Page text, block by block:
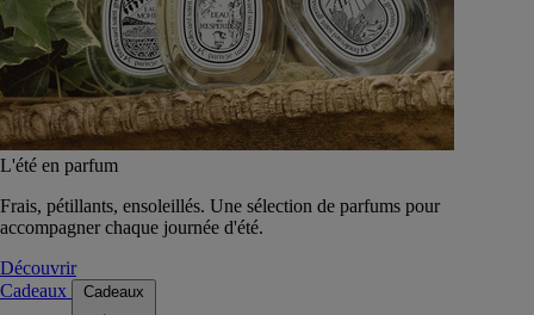
L'été en parfum
Frais, pétillants, ensoleillés. Une sélection de parfums pour
accompagner chaque journée d'été.
Découvrir
Cadeaux
Cadeaux